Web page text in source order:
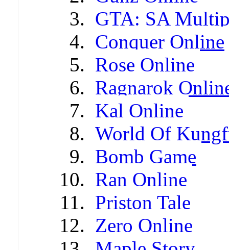
GTA: SA
Conquer Online
Rose Online
Ragnarok
Kal Online
World Of
Bomb Game
Ran Online
Priston Tale
Zero Online